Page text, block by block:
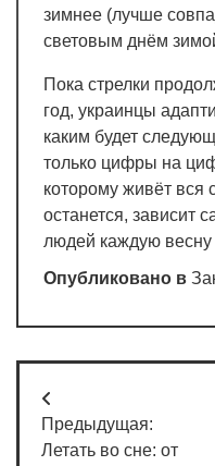
зимнее (лучше
световым днём
Пока стрелки
год, украинцы
каким будет
только цифры на
которому живёт вся
останется, зависит
людей каждую весну
Опубликовано в
Навигация
по
Предыдущая:
Летать во сне: от